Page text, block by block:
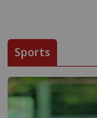
Sports